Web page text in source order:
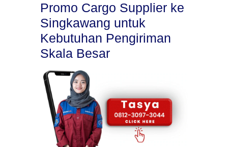
Promo Cargo Supplier ke
Singkawang untuk
Kebutuhan Pengiriman
Skala Besar